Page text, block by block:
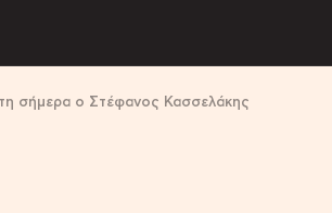
σήμερα ο Στέφανος Κασσελάκης